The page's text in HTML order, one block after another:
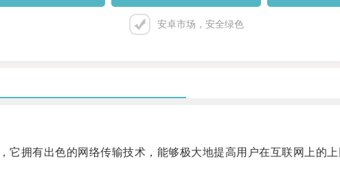
安卓市场，安全绿色
拥有出色的网络传输技术，能够极大地提高用户在互联网上的上